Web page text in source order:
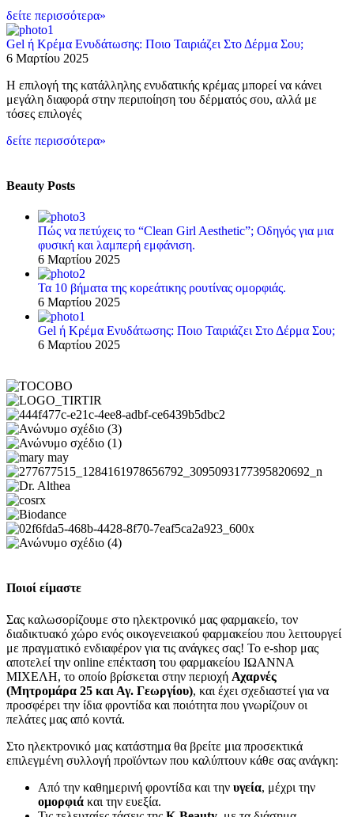
δείτε περισσότερα»
Gel ή Κρέμα Ενυδάτωσης: Ποιο Ταιριάζει Στο Δέρμα Σου;
6 Μαρτίου 2025
Η επιλογή της κατάλληλης ενυδατικής κρέμας μπορεί να κάνει
μεγάλη διαφορά στην περιποίηση του δέρματός σου, αλλά με
τόσες επιλογές
δείτε περισσότερα»
Beauty Posts
Πώς να πετύχεις το “Clean Girl Aesthetic”; Οδηγός για μια
φυσική και λαμπερή εμφάνιση.
6 Μαρτίου 2025
Τα 10 βήματα της κορεάτικης ρουτίνας ομορφιάς.
6 Μαρτίου 2025
Gel ή Κρέμα Ενυδάτωσης: Ποιο Ταιριάζει Στο Δέρμα Σου;
6 Μαρτίου 2025
Ποιοί είμαστε
Σας καλωσορίζουμε στο ηλεκτρονικό μας φαρμακείο, τον
διαδικτυακό χώρο ενός οικογενειακού φαρμακείου που λειτουργεί
με πραγματικό ενδιαφέρον για τις ανάγκες σας! Το e-shop μας
αποτελεί την online επέκταση του φαρμακείου ΙΩΑΝΝΑ
ΜΙΧΕΛΗ, το οποίο βρίσκεται στην περιοχή Αχαρνές
(Μητρομάρα 25 και Αγ. Γεωργίου), και έχει σχεδιαστεί για να
προσφέρει την ίδια φροντίδα και ποιότητα που γνωρίζουν οι
πελάτες μας από κοντά.
Στο ηλεκτρονικό μας κατάστημα θα βρείτε μια προσεκτικά
επιλεγμένη συλλογή προϊόντων που καλύπτουν κάθε σας ανάγκη:
Από την καθημερινή φροντίδα και την υγεία, μέχρι την
ομορφιά και την ευεξία.